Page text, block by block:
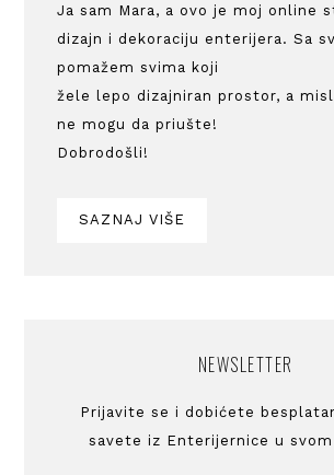
Ja sam Mara, a ovo je moj online
dizajn i dekoraciju enterijera. Sa
pomažem svima koji
žele lepo dizajniran prostor, a
ne mogu da priušte!
Dobrodošli!
SAZNAJ VIŠE
NEWSLETTER
Prijavite se i dobićete
savete iz Enterijernice u